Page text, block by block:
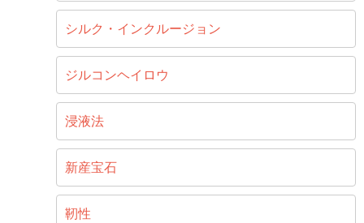
シルク・インクルージョン
ジルコンヘイロウ
浸液法
新産宝石
靭性